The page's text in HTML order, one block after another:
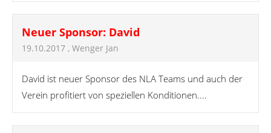
Neuer Sponsor: David
19.10.2017 , Wenger Jan
David ist neuer Sponsor des NLA Teams und auch der
Verein profitiert von speziellen Konditionen....